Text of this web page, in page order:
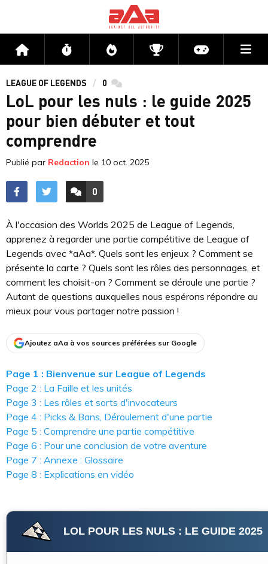
Accueil Flux Directs CompétitionsActu jeux
LEAGUE OF LEGENDS 0 commentaires
LoL pour les nuls : le guide 2025
pour bien débuter et tout
comprendre
Publié par Redaction le 10 oct. 2025
ACCÉDER AUX
0
COMMENTAIRES
À l'occasion des Worlds 2025 de League of Legends,
apprenez à regarder une partie compétitive de League of
Legends avec *aAa*. Quels sont les enjeux ? Comment se
présente la carte ? Quels sont les rôles des personnages, et
comment les choisit-on ? Comment se déroule une partie ?
Autant de questions auxquelles nous espérons répondre au
mieux pour vous partager notre passion !
Ajoutez aAa à vos sources préférées sur Google
Page 1 : Bienvenue sur League of Legends
Page 2 : La Faille et les unités
Page 3 : Les rôles et sorts d'invocateurs
Page 4 : Picks & Bans, Déroulement d'une partie
Page 5 : Comprendre une partie compétitive
Page 6 : Pour une conclusion de votre aventure
Page 7 : Annexe : Glossaire
Page 8 : Explications en vidéo
LOL POUR LES NULS : LE GUIDE 2025